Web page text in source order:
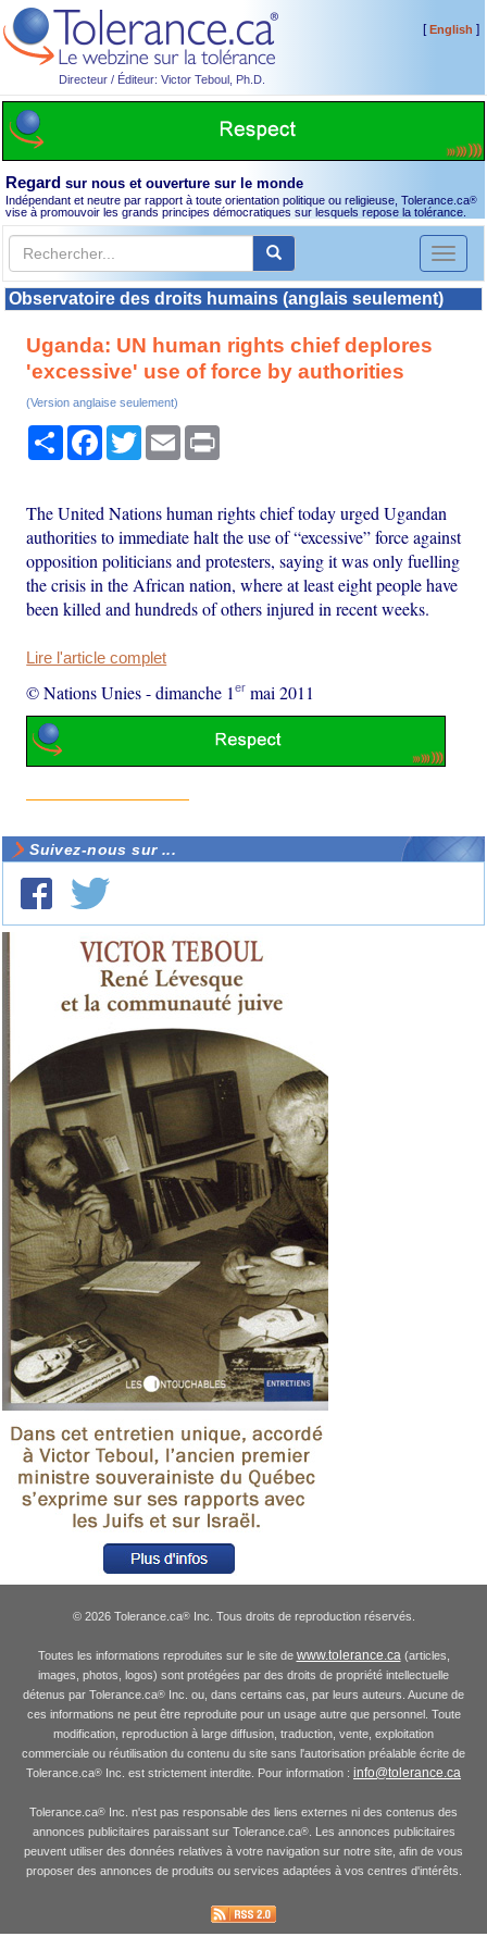
Directeur / Éditeur: Victor Teboul, Ph.D.
[English ]
Regard sur nous et ouverture sur le monde
Indépendant et neutre par rapport à toute orientation politique ou religieuse, Tolerance.ca®
vise à promouvoir les grands principes démocratiques sur lesquels repose la tolérance.
Toggle
Observatoire des droits humains (anglais seulement)
Uganda: UN human rights chief deplores
'excessive' use of force by authorities
(Version anglaise seulement)
PartagerFacebook
TwitterEmail
The United Nations human rights chief today urged Ugandan
authorities to immediate halt the use of “excessive” force against
opposition politicians and protesters, saying it was only fuelling
the crisis in the African nation, where at least eight people have
been killed and hundreds of others injured in recent weeks.
Lire l'article complet
© Nations Unies-dimanche 1er mai 2011
Suivez-nous sur ...
© 2026 Tolerance.ca®Inc. Tous droits de reproduction réservés.
Toutes les informations reproduites sur le site de www.tolerance.ca(articles,
images, photos, logos) sont protégées par des droits de propriété intellectuelle
détenus par Tolerance.ca® Inc. ou, dans certains cas, par leurs auteurs. Aucune de
ces informations ne peut être reproduite pour un usage autre que personnel. Toute
modification, reproduction à large diffusion, traduction, vente, exploitation
commerciale ou réutilisation du contenu du site sans l'autorisation préalable écrite de
Tolerance.ca® Inc. est strictement interdite. Pour information : info@tolerance.ca
Tolerance.ca® Inc. n'est pas responsable des liens externes ni des contenus des
annonces publicitaires paraissant sur Tolerance.ca®. Les annonces publicitaires
peuvent utiliser des données relatives à votre navigation sur notre site, afin de vous
proposer des annonces de produits ou services adaptées à vos centres d'intérêts.